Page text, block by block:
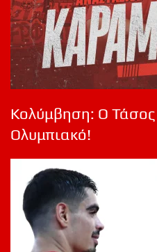
Κολύμβηση: Ο
Ολυμπιακό!